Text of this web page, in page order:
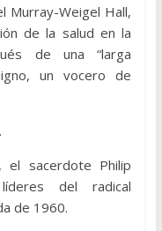
Murray-Weigel Hall,
de la salud en la
de una “larga
un vocero de
el sacerdote Philip
del radical
de 1960.